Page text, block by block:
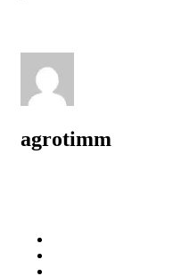
agrotimm